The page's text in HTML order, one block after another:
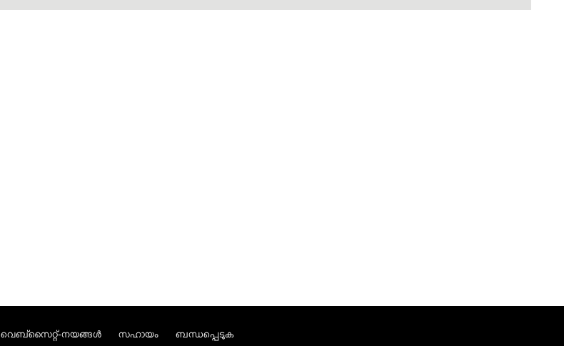
വെബ്സൈറ്റ്-നയങ്ങള്‍ സഹായം ബന്ധപ്പെടുക